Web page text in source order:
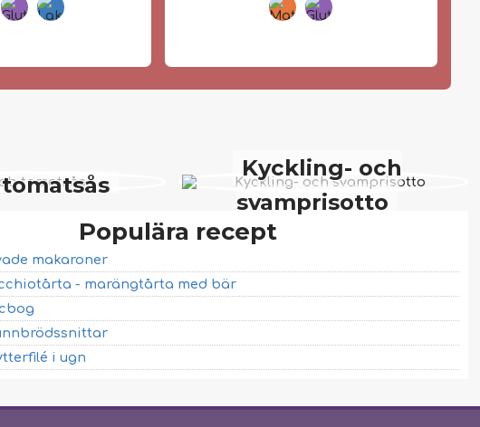
Kyckling- och
svamprisotto
Populära recept
makaroner
- marängtårta med bär
i ugn